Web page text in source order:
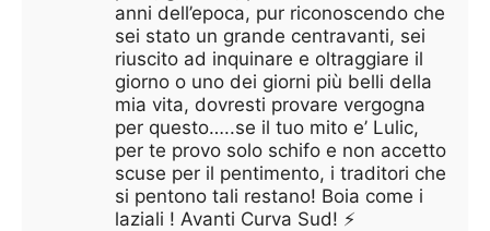
anni dell’epoca, pur riconoscendo che
sei stato un grande centravanti, sei
riuscito ad inquinare e oltraggiare il
giorno o uno dei giorni più belli della
mia vita, dovresti provare vergogna
per questo…..se il tuo mito e’ Lulic,
per te provo solo schifo e non accetto
scuse per il pentimento, i traditori che
si pentono tali restano! Boia come i
laziali ! Avanti Curva Sud! ⚡️